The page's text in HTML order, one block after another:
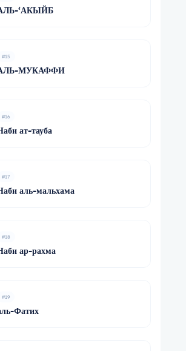
‘АКЫЙБ
#15
МУКАФФИ
#16
ат-тауба
#17
аль-мальхама
#18
ар-рахма
#19
Фатих